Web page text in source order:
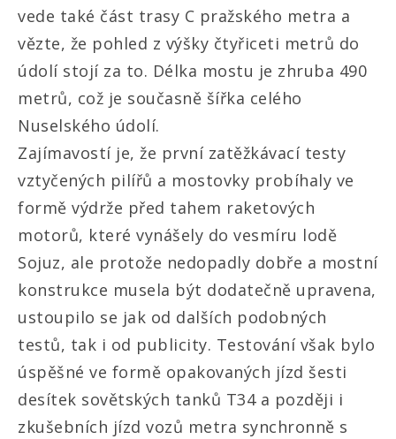
vede také část trasy C pražského metra a
vězte, že pohled z výšky čtyřiceti metrů do
údolí stojí za to. Délka mostu je zhruba 490
metrů, což je současně šířka celého
Nuselského údolí.
Zajímavostí je, že první zatěžkávací testy
vztyčených pilířů a mostovky probíhaly ve
formě výdrže před tahem raketových
motorů, které vynášely do vesmíru lodě
Sojuz, ale protože nedopadly dobře a mostní
konstrukce musela být dodatečně upravena,
ustoupilo se jak od dalších podobných
testů, tak i od publicity. Testování však bylo
úspěšné ve formě opakovaných jízd šesti
desítek sovětských tanků T34 a později i
zkušebních jízd vozů metra synchronně s